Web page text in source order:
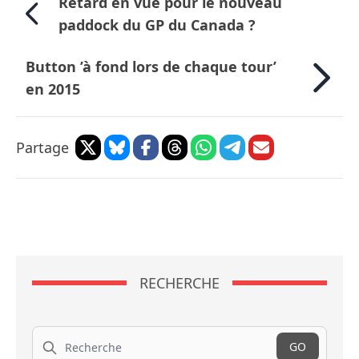
paddock du GP du Canada ?
Button ’à fond lors de chaque tour’
en 2015
Partage
RECHERCHE
Recherche
GO